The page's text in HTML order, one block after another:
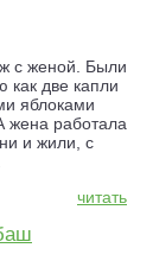
с женой. Были
как две капли
яблоками
жена работала
и жили, с
читать